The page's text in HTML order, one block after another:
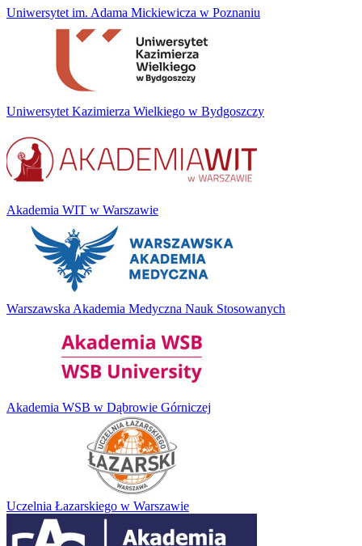
Uniwersytet im. Adama Mickiewicza w Poznaniu
Uniwersytet Kazimierza Wielkiego w Bydgoszczy
Akademia WIT w Warszawie
Warszawska Akademia Medyczna Nauk Stosowanych
Akademia WSB w Dąbrowie Górniczej
Uczelnia Łazarskiego w Warszawie